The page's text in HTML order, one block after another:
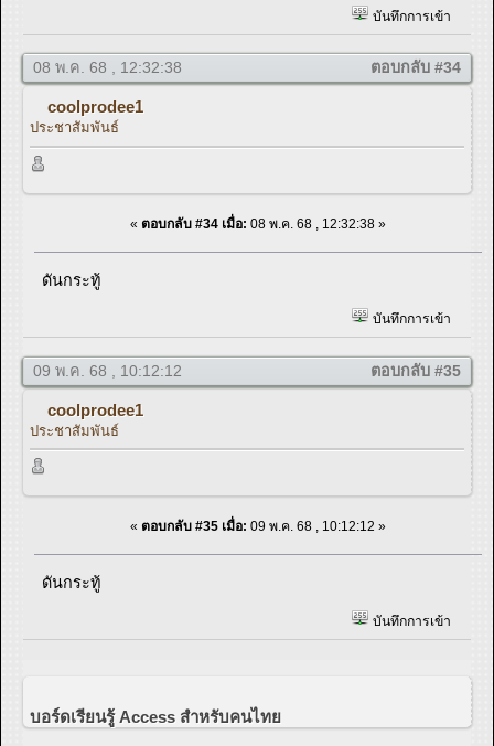
บันทึกการเข้า
08 พ.ค. 68 , 12:32:38 ตอบกลับ #34
coolprodee1
ประชาสัมพันธ์
« ตอบกลับ #34 เมื่อ: 08 พ.ค. 68 , 12:32:38 »
ดันกระทู้
บันทึกการเข้า
09 พ.ค. 68 , 10:12:12 ตอบกลับ #35
coolprodee1
ประชาสัมพันธ์
« ตอบกลับ #35 เมื่อ: 09 พ.ค. 68 , 10:12:12 »
ดันกระทู้
บันทึกการเข้า
บอร์ดเรียนรู้ Access สำหรับคนไทย